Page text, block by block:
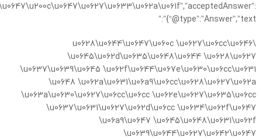
{“@type”:”Answer”,”text”:”
\u0628\u0644\u0647\u060c \u0627\u06cc\u0646
\u0645\u062d\u0635\u0648\u0644 \u0628\u0627
\u0637\u0639\u0645 \u062f\u0644\u067e\u0630\u06cc\u0631
\u0648 \u062a\u0631\u06a9\u06cc\u0628\u0627\u062a
\u063a\u0630\u0627\u06cc\u06cc \u062e\u0627\u0635\u06cc
\u0637\u0631\u0627\u062d\u06cc \u0634\u062f\u0647
\u06a9\u0647 \u0645\u0648\u0631\u062f
\u0639\u0644\u0627\u0642\u0647